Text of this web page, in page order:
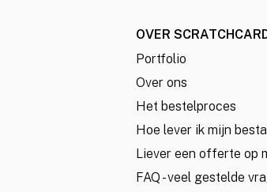
OVER
Portfolio
Over ons
Het bestelproces
Hoe lever ik mijn
Liever een offerte op
FAQ - veel gestelde